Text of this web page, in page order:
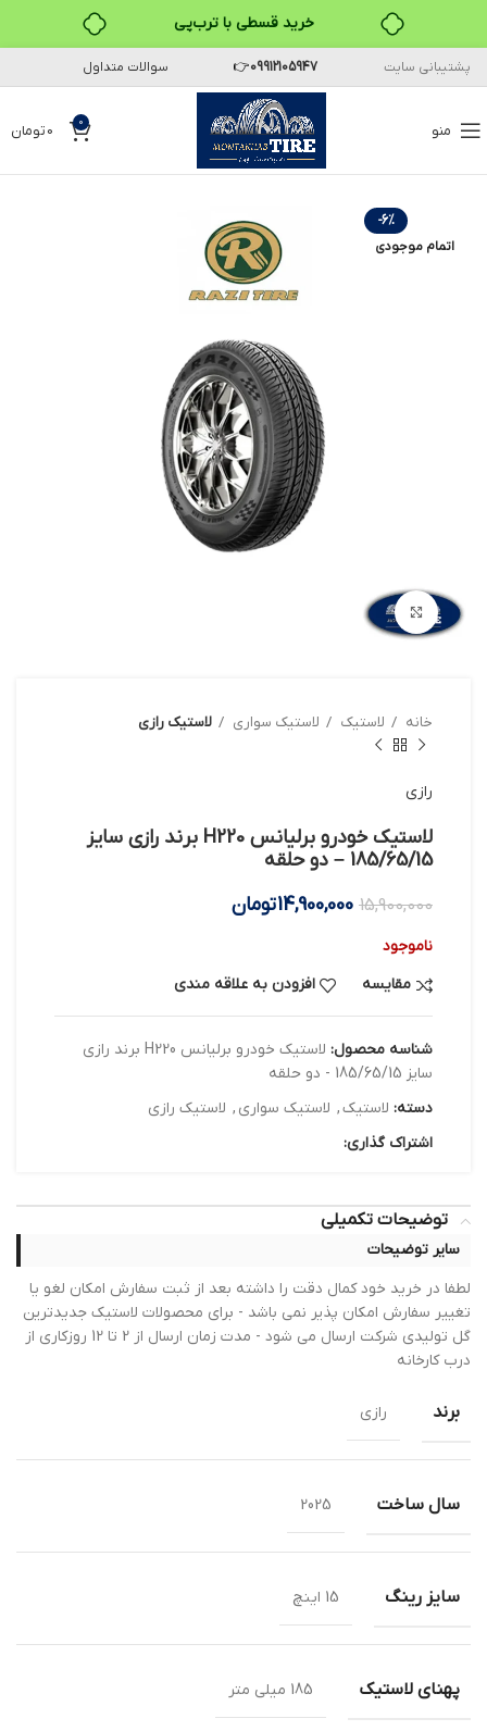
خرید قسطی با ترب‌پی
۴ قسط، بدون کارمزد
بدون ضامن، بدون سود
خرید قسطی با ترب‌پی
پشتیبانی سایت 09912105947
👉 سوالات متداول
منو 0
0تومان
-6%
اتمام موجودی
بزرگنمایی تصویر
خانه لاستیک لاستیک سواری لاستیک رازی
رازی
لاستیک خودرو برلیانس H220 برند رازی سایز
185/65/15 – دو حلقه
15,900,000
14,900,000تومان
ناموجود
مقایسه
افزودن به علاقه مندی
شناسه محصول:
لاستیک خودرو برلیانس H220 برند رازی
سایز 185/65/15 - دو حلقه
دسته: لاستیک, لاستیک سواری , لاستیک رازی
اشتراک گذاری:
توضیحات تکمیلی
سایر توضیحات
لطفا در خرید خود کمال دقت را داشته بعد از ثبت سفارش امکان لغو یا
تغییر سفارش امکان پذیر نمی باشد - برای محصولات لاستیک جدیدترین
گل تولیدی شرکت ارسال می شود - مدت زمان ارسال از 2 تا 12 روزکاری از
درب کارخانه
برند رازی
سال ساخت 2025
سایز رینگ 15 اینچ
پهنای لاستیک 185 میلی متر